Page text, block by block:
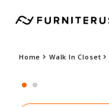
Home Walk In Closet